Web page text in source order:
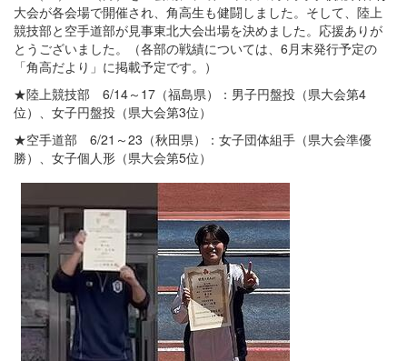
大会が各会場で開催され、角高生も健闘しました。そして、陸上
競技部と空手道部が見事東北大会出場を決めました。応援ありが
とうございました。（各部の戦績については、6月末発行予定の
「角高だより」に掲載予定です。）
★陸上競技部 6/14～17（福島県）：男子円盤投（県大会第4
位）、女子円盤投（県大会第3位）
★空手道部 6/21～23（秋田県）：女子団体組手（県大会準優
勝）、女子個人形（県大会第5位）